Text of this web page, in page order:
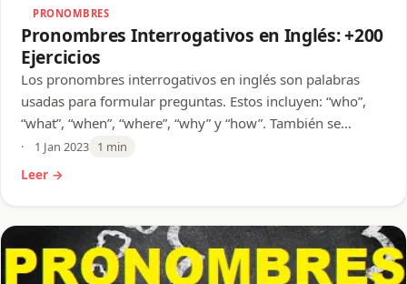
PRONOMBRES
Pronombres Interrogativos en Inglés: +200
Ejercicios
Los pronombres interrogativos en inglés son palabras
usadas para formular preguntas. Estos incluyen: “who”,
“what”, “when”, “where”, “why” y “how”. También se…
1 Jan 2023 1 min
Leer →